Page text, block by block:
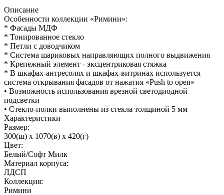
Описание
Особенности коллекции «Римини»:
* Фасады МДФ
* Тонированное стекло
* Петли с доводчиком
* Система шариковых направляющих полного выдвижения
* Крепежный элемент - эксцентриковая стяжка
* В шкафах-антресолях и шкафах-витринах используется
система открывания фасадов от нажатия «Push to open»
• Возможность использования врезной светодиодной
подсветки
• Стекло-полки выполнены из стекла толщиной 5 мм
Характеристики
Размер:
300(ш) x 1070(в) x 420(г)
Цвет:
Белый/Софт Милк
Материал корпуса:
ЛДСП
Коллекция:
Римини